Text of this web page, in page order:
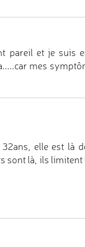
pareil et je suis
mes
elle est là
là, ils